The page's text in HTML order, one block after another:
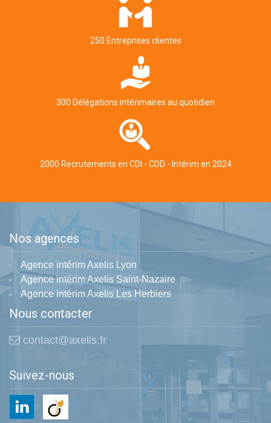
250 Entreprises clientes
300 Délégations intérimaires au quotidien
2000 Recrutements en CDI - CDD - Intérim en 2024
Nos agences
Agence intérim Axelis Lyon
Agence intérim Axelis Saint-Nazaire
Agence intérim Axelis Les Herbiers
Nous contacter
contact@axelis.fr
Suivez-nous